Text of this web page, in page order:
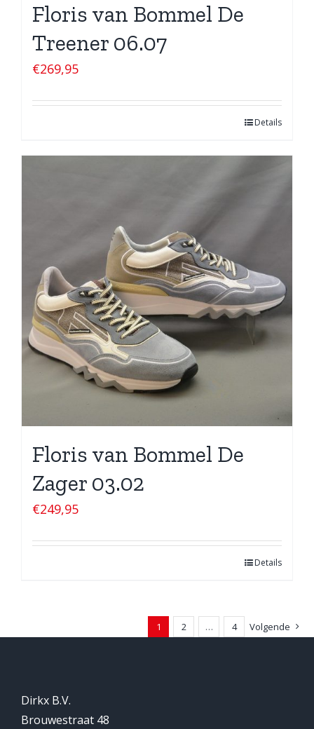
Floris van Bommel De
Treener 06.07
€269,95
Details
Floris van Bommel De
Zager 03.02
€249,95
Details
1 2 … 4 Volgende
Dirkx B.V.
Brouwestraat 48